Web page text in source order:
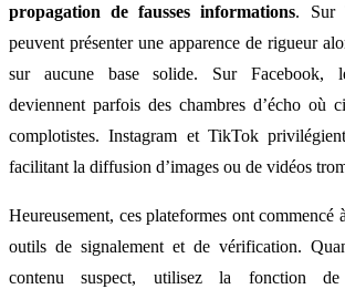
propagation de fausses informations. Sur
peuvent présenter une apparence de rigueur
sur aucune base solide. Sur Facebook,
deviennent parfois des chambres d’écho où
complotistes. Instagram et TikTok
facilitant la diffusion d’images ou de vidéos
Heureusement, ces plateformes ont commencé
outils de signalement et de vérification.
contenu suspect, utilisez la fonction de